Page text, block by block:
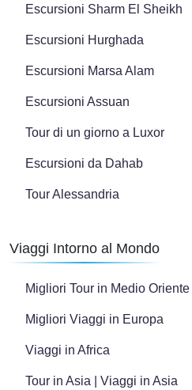
Escursioni Sharm El Sheikh
Escursioni Hurghada
Escursioni Marsa Alam
Escursioni Assuan
Tour di un giorno a Luxor
Escursioni da Dahab
Tour Alessandria
Viaggi Intorno al Mondo
Migliori Tour in Medio Oriente
Migliori Viaggi in Europa
Viaggi in Africa
Tour in Asia | Viaggi in Asia